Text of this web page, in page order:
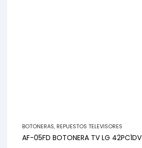
BOTONERAS, REPUESTOS TELEVISORES
AF-05FD BOTONERA TV LG 42PC1DV